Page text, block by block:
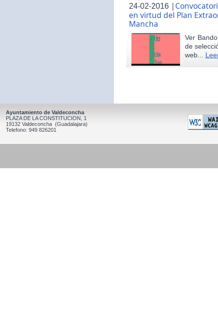
24-02-2016 |
en virtud del Plan
Mancha
Ver
de
web...
Ayuntamiento de Valdeconcha
PLAZA DE LA CONSTITUCION, 1
19132 Valdeconcha (Guadalajara)
Telefono: 949 826201